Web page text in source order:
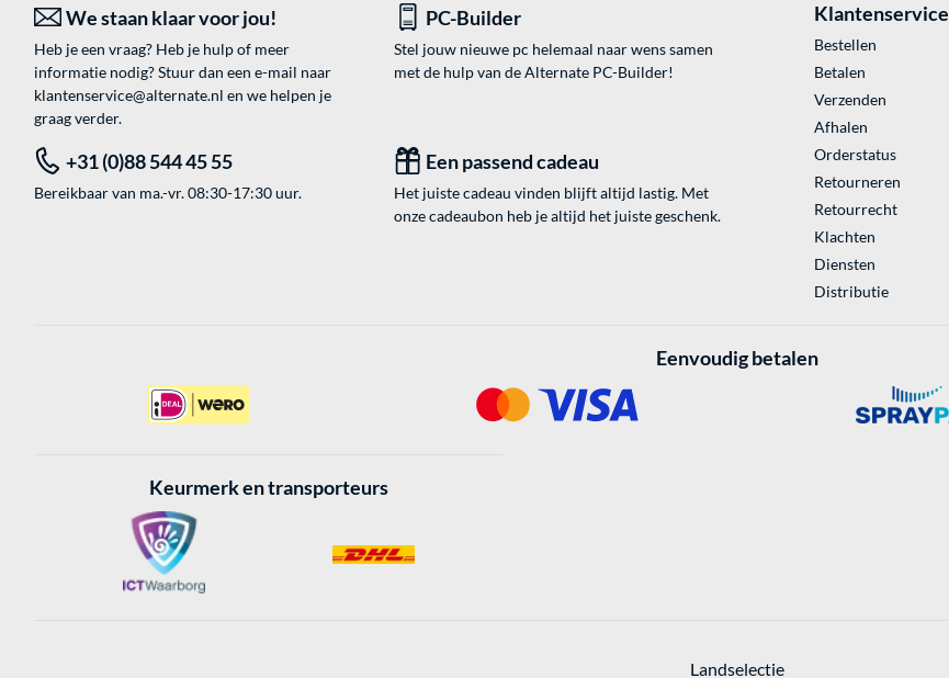
We staan klaar voor jou!
Heb je een vraag? Heb je hulp of meer
informatie nodig? Stuur dan een e-mail naar
klantenservice@alternate.nl en we helpen je
graag verder.
PC-Builder
Stel jouw nieuwe pc helemaal naar wens samen
met de hulp van de Alternate PC-Builder!
+31 (0)88 544 45 55
Bereikbaar van ma.-vr. 08:30-17:30 uur.
Een passend cadeau
Het juiste cadeau vinden blijft altijd lastig. Met
onze cadeaubon heb je altijd het juiste geschenk.
Klantenservice
Bestellen
Betalen
Verzenden
Afhalen
Orderstatus
Retourneren
Retourrecht
Klachten
Diensten
Distributie
Eenvoudig betalen
Keurmerk en transporteurs
Landselectie